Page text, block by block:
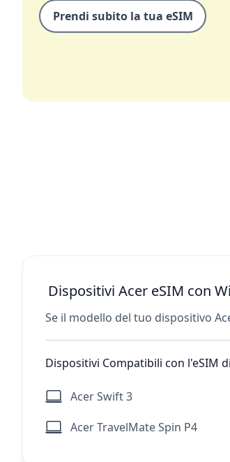
Prendi subito la tua eSIM
Dispositivi Acer eSIM con
Se il modello del tuo dispositivo
Dispositivi Compatibili con l'eSIM
Acer Swift 3
Acer TravelMate Spin P4